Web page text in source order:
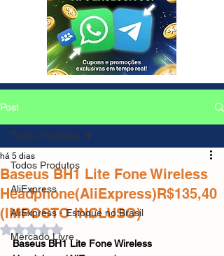
Post
Todos Produtos
AliExpress
AliExpress - Estoque no Brasil
Mercado Livre
Todos Produtos
Baseus BH1 Lite Fone Wireless
Headphone(AliExpress)R$135,40
(IMPOSTO INCLUSO)
há 5 dias
Avaliado com NaN de 5 estrelas.
Baseus BH1 Lite Fone Wireless